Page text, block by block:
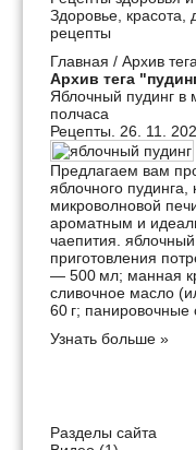
Здоровье, красота,
рецепты
Главная / Архив
Архив тега
Яблочный пудинг в
полчаса
Рецепты . 26. 11.
Предлагаем вам
яблочного пудинга,
микроволновой
ароматным и
чаепития.
приготовления
— 500 мл; манная
сливочное масло
60 г;
Узнать больше »
Разделы сайта